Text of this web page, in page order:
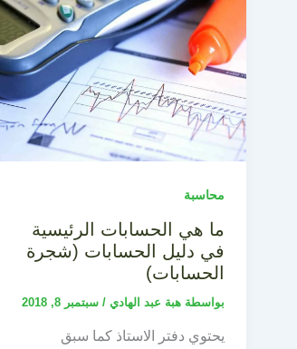
محاسبة
ما هي الحسابات الرئيسية
في دليل الحسابات (شجرة
الحسابات)
بواسطة هبة عبد الهادي / سبتمبر 8, 2018
يحتوي دفتر الاستاذ كما سبق